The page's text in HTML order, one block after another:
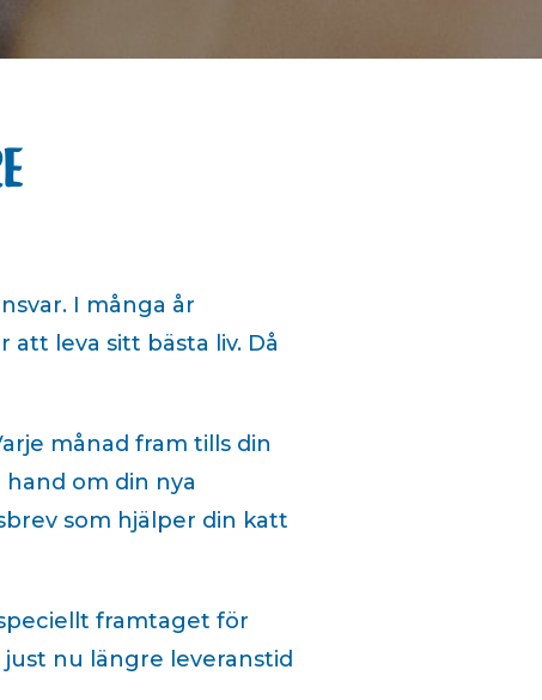
I många år
leva sitt bästa liv. Då
månad fram tills din
om din nya
som hjälper din katt
framtaget för
nu längre leveranstid